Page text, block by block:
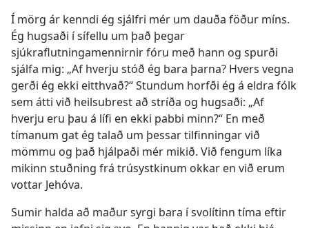
Í mörg ár kenndi ég sjálfri mér um dauða föður míns.
Ég hugsaði í sífellu um það þegar
sjúkraflutningamennirnir fóru með hann og spurði
sjálfa mig: „Af hverju stóð ég bara þarna? Hvers vegna
gerði ég ekki eitthvað?“ Stundum horfði ég á eldra fólk
sem átti við heilsubrest að stríða og hugsaði: „Af
hverju eru þau á lífi en ekki pabbi minn?“ En með
tímanum gat ég talað um þessar tilfinningar við
mömmu og það hjálpaði mér mikið. Við fengum líka
mikinn stuðning frá trúsystkinum okkar en við erum
vottar Jehóva.
Sumir halda að maður syrgi bara í svolítinn tíma eftir